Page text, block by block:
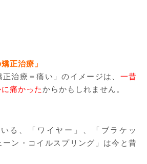
正治療」
治療＝痛い」のイメージは、 一昔
痛かったからかもしれません。
る、「ワイヤー」、「ブラケッ
ーン・コイルスプリング」は今と昔